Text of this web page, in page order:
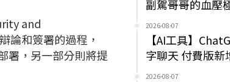
and
和簽署的過程，
署，另一部分則將提
副駕哥哥的血壓
2026-08-07
【AI工具】
字聊天 付費版新
2026-08-07